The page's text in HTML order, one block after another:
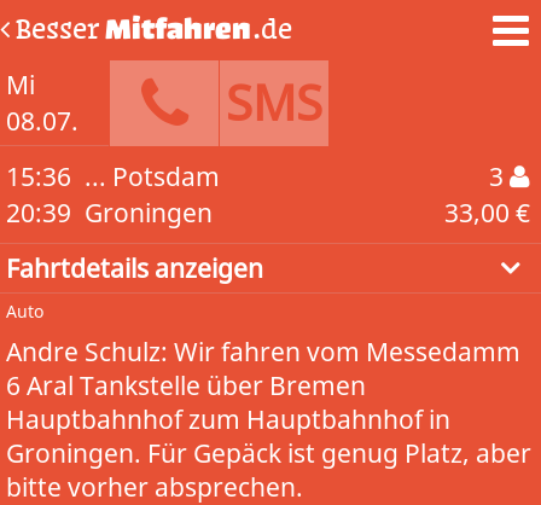
BesserMitfahren.de
Mi
08.07.
SMS
15:36
20:39
... Potsdam
Groningen
3
33,00 €
Fahrtdetails anzeigen
Auto
Andre Schulz: Wir fahren vom Messedamm
6 Aral Tankstelle über Bremen
Hauptbahnhof zum Hauptbahnhof in
Groningen. Für Gepäck ist genug Platz, aber
bitte vorher absprechen.